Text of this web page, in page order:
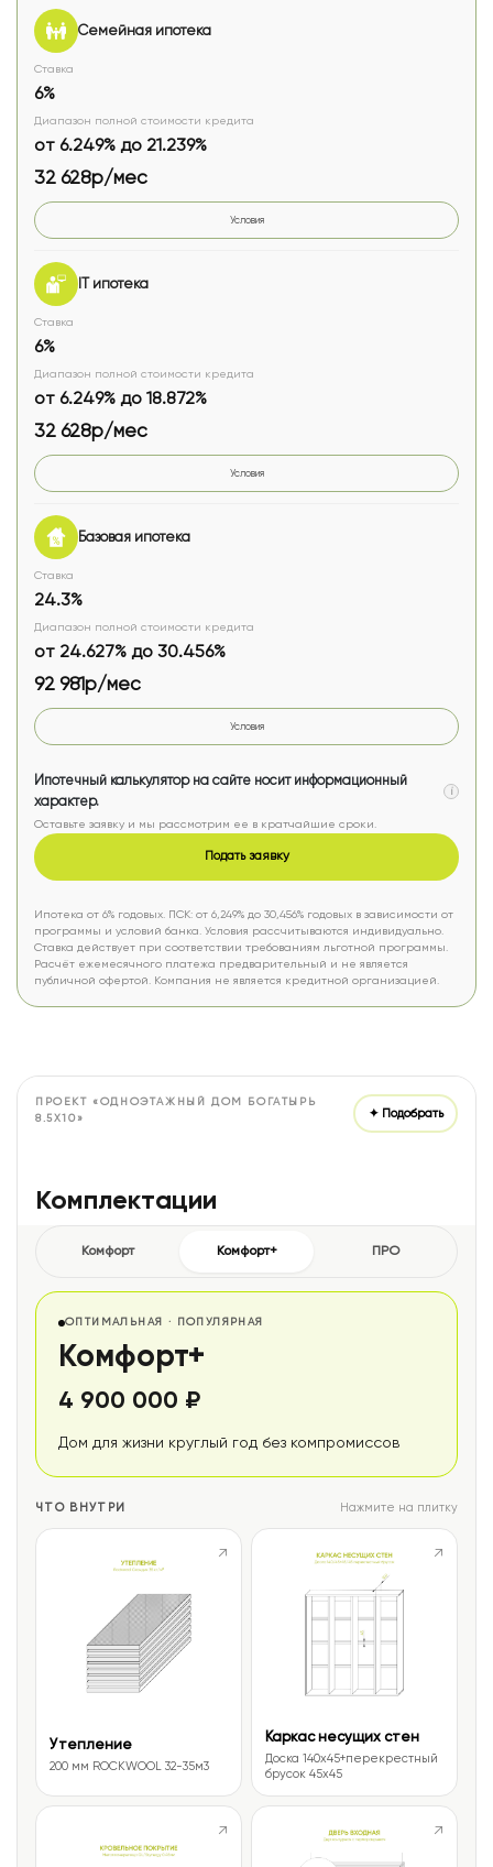
Семейная ипотека
Ставка
6%
Диапазон полной стоимости кредита
от 6.249% до 21.239%
32 628р/мес
Условия
IT ипотека
Ставка
6%
Диапазон полной стоимости кредита
от 6.249% до 18.872%
32 628р/мес
Условия
Базовая ипотека
Ставка
24.3%
Диапазон полной стоимости кредита
от 24.627% до 30.456%
92 981р/мес
Условия
Ипотечный калькулятор на сайте носит информационный
характер.
i
Оставьте заявку и мы рассмотрим ее в кратчайшие сроки.
Подать заявку
Ипотека от 6% годовых. ПСК: от 6,249% до 30,456% годовых в зависимости от
программы и условий банка. Условия рассчитываются индивидуально.
Ставка действует при соответствии требованиям льготной программы.
Расчёт ежемесячного платежа предварительный и не является
публичной офертой. Компания не является кредитной организацией.
ПРОЕКТ «ОДНОЭТАЖНЫЙ ДОМ БОГАТЫРЬ
8.5X10»
Комплектации
✦ Подобрать
Комфорт Комфорт+ ПРО
ОПТИМАЛЬНАЯ · ПОПУЛЯРНАЯ
Комфорт+
4 900 000 ₽
Дом для жизни круглый год без компромиссов
ЧТО ВНУТРИ Нажмите на плитку
↗
Утепление
200 мм ROCKWOOL 32-35м3
↗
Каркас несущих стен
Доска 140х45+перекрестный
брусок 45х45
↗ ↗